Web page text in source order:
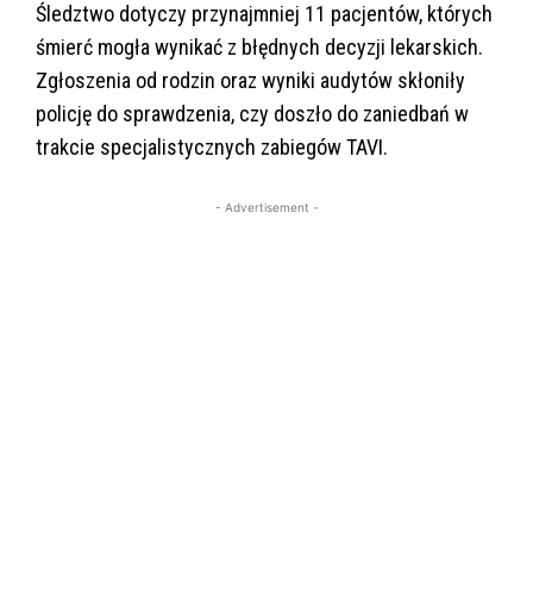
Śledztwo dotyczy przynajmniej 11 pacjentów, których
śmierć mogła wynikać z błędnych decyzji lekarskich.
Zgłoszenia od rodzin oraz wyniki audytów skłoniły
policję do sprawdzenia, czy doszło do zaniedbań w
trakcie specjalistycznych zabiegów TAVI.
- Advertisement -